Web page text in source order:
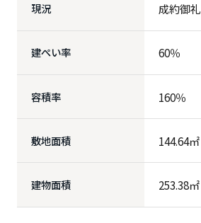
現況 成約御礼
建ぺい率 60％
容積率 160％
敷地面積 144.64㎡
建物面積 253.38㎡